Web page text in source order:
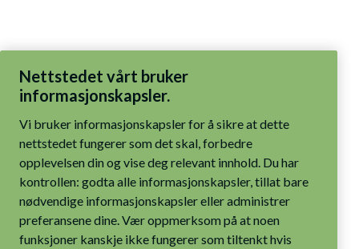
Nettstedet vårt bruker
informasjonskapsler.
nettstedet fungerer som det skal, forbedre
opplevelsen din og vise deg relevant innhold. Du har
kontrollen: godta alle informasjonskapsler, tillat bare
nødvendige informasjonskapsler eller administrer
preferansene dine. Vær oppmerksom på at noen
funksjoner kanskje ikke fungerer som tiltenkt hvis